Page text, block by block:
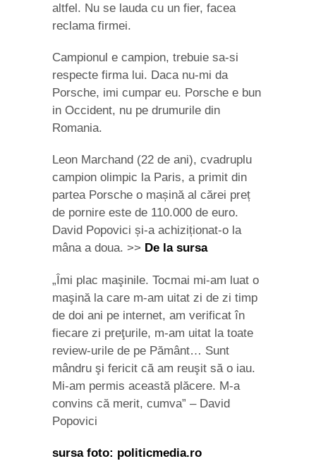
altfel. Nu se lauda cu un fier, facea
reclama firmei.
Campionul e campion, trebuie sa-si
respecte firma lui. Daca nu-mi da
Porsche, imi cumpar eu. Porsche e bun
in Occident, nu pe drumurile din
Romania.
Leon Marchand (22 de ani), cvadruplu
campion olimpic la Paris, a primit din
partea Porsche o mașină al cărei preț
de pornire este de 110.000 de euro.
David Popovici și-a achiziționat-o la
mâna a doua. >> De la sursa
„Îmi plac maşinile. Tocmai mi-am luat o
maşină la care m-am uitat zi de zi timp
de doi ani pe internet, am verificat în
fiecare zi preţurile, m-am uitat la toate
review-urile de pe Pământ… Sunt
mândru şi fericit că am reuşit să o iau.
Mi-am permis această plăcere. M-a
convins că merit, cumva” – David
Popovici
sursa foto: politicmedia.ro